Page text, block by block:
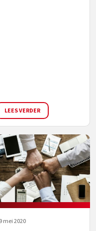
LEES VERDER
mei 2020